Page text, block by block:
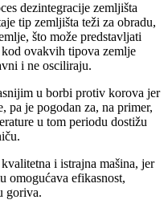
dezintegracije zemljišta
tip zemljišta teži za obradu,
što može predstavljati
ovakvih tipova zemlje
i ne osciliraju.
u borbi protiv korova jer
pa je pogodan za, na primer,
u tom periodu dostižu
i istrajna mašina, jer
omogućava efikasnost,
goriva.